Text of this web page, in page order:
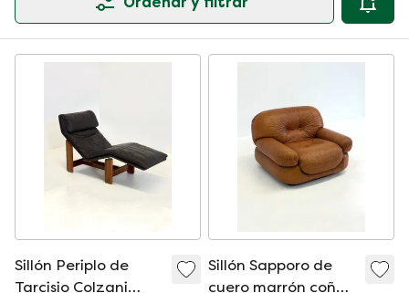
Sillón Periplo de
Tarcisio Colzani
Sillón Sapporo de
cuero marrón coñac